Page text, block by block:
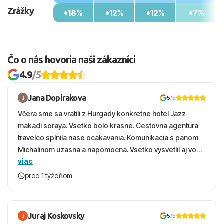
Zrážky
18%
12%
12%
7%
Čo o nás hovoria naši zákazníci
4.9/5
Jana Dopirakova 5/5
Včera sme sa vratili z Hurgady konkretne hotel Jazz
makadi soraya. Vsetko bolo krasne. Cestovna agentura
travelco splnila nase ocakavania. Komunikacia s panom
Michalinom uzasna a napomocna. Vsetko vysvetlil aj vo
vecernych hodinach zaco sa ospravedlnujem. Hotel
krasny, cisty. Sluzby top. Strava, prostredie, more,
viac
pred 1 týždňom
Juraj Koskovsky 5/5